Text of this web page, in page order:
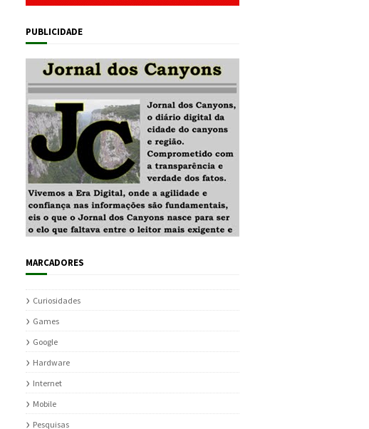
PUBLICIDADE
MARCADORES
Curiosidades
Games
Google
Hardware
Internet
Mobile
Pesquisas